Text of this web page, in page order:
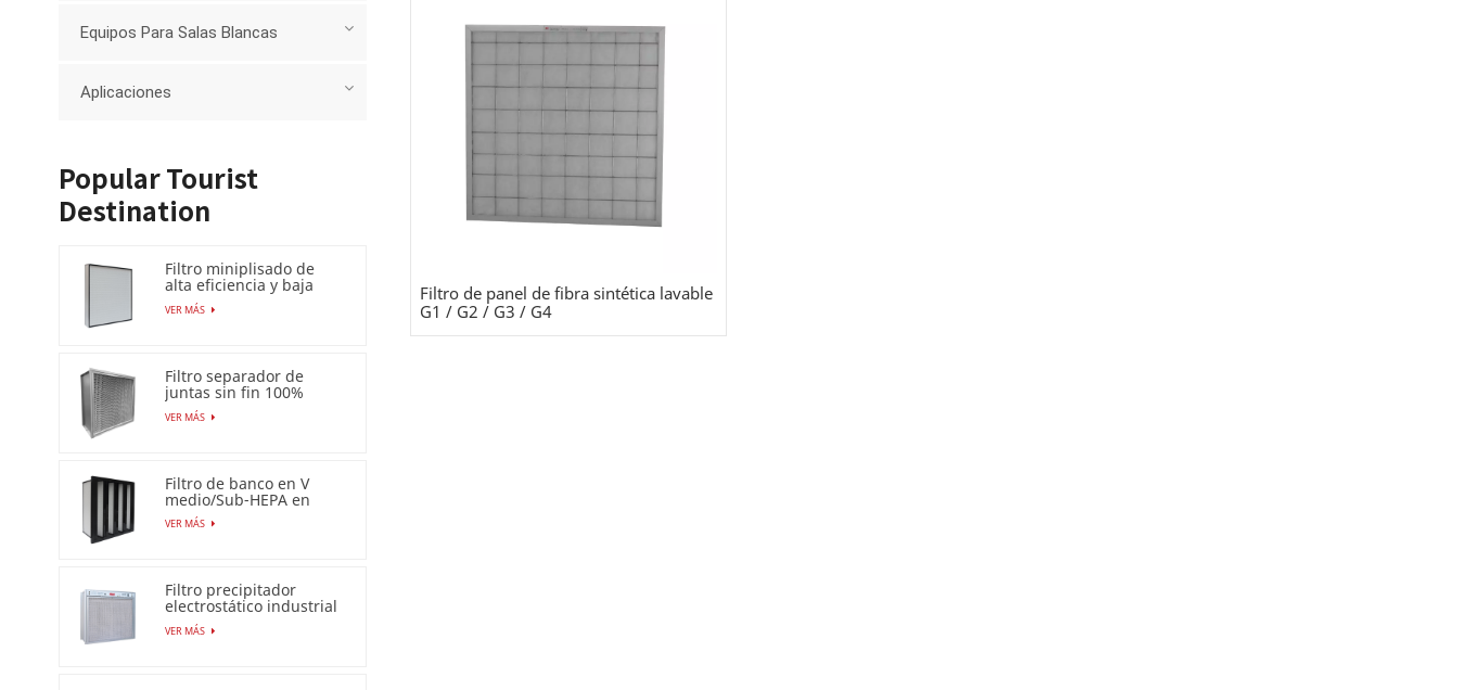
Filtro de panel de fibra sintética lavable
G1 / G2 / G3 / G4
Equipos Para Salas Blancas
Aplicaciones
Popular Tourist
Destination
Filtro miniplisado de
alta eficiencia y baja
caída de presión (HEPA
/ULPA)
VER MÁS
Filtro separador de
juntas sin fin 100%
resistente a la humedad
VER MÁS
Filtro de banco en V
medio/Sub-HEPA en
marco de plástico
VER MÁS
Filtro precipitador
electrostático industrial
para filtro de aire Esp
VER MÁS